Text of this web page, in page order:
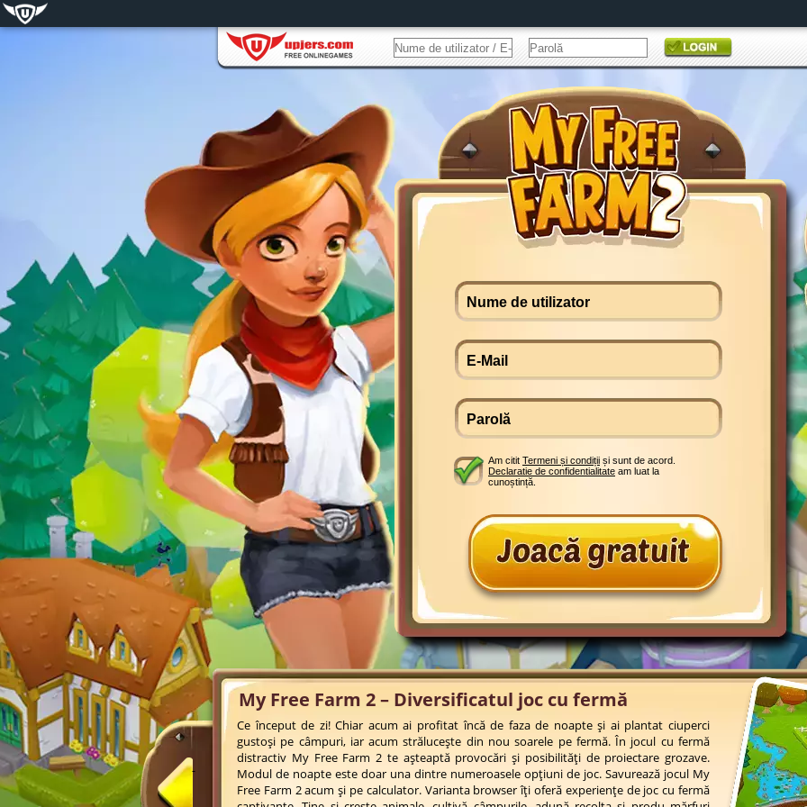
My Free Farm 2 – Diversificatul joc cu fermă
Ce început de zi! Chiar acum ai profitat încă de faza de noapte și ai plantat ciuperci
gustoși pe câmpuri, iar acum strălucește din nou soarele pe fermă. În jocul cu fermă
distractiv My Free Farm 2 te așteaptă provocări și posibilități de proiectare grozave.
Modul de noapte este doar una dintre numeroasele opțiuni de joc. Savurează jocul My
Free Farm 2 acum și pe calculator. Varianta browser îți oferă experiențe de joc cu fermă
Am citit Termeni și condiții și sunt de acord.
Declaratie de confidentialitate am luat la
cunoștință.